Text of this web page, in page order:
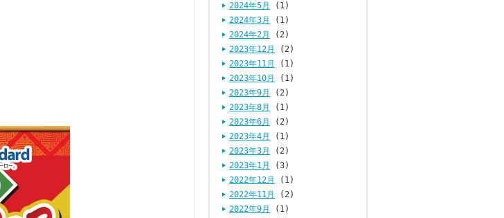
2024年5月
(1)
2024年3月
(1)
2024年2月
(2)
2023年12月
(2)
2023年11月
(1)
2023年10月
(1)
2023年9月
(2)
2023年8月
(1)
2023年6月
(2)
2023年4月
(1)
2023年3月
(2)
2023年1月
(3)
2022年12月
(1)
2022年11月
(2)
2022年9月
(1)